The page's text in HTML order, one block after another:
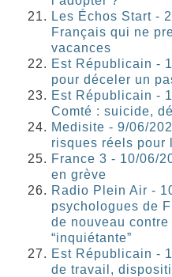
Les Échos Start -
Français qui ne
vacances
Est Républicain -
pour déceler un
Est Républicain -
Comté : suicide,
Medisite - 9/06/
risques réels pour
France 3 - 10/06/
en grève
Radio Plein Air -
psychologues de
de nouveau
“inquiétante”
Est Républicain -
de travail,